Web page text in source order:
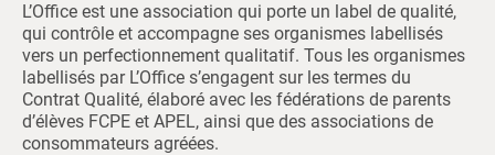
L’Office est une association qui porte un label de qualité,
qui contrôle et accompagne ses organismes labellisés
vers un perfectionnement qualitatif. Tous les organismes
labellisés par L’Office s’engagent sur les termes du
Contrat Qualité, élaboré avec les fédérations de parents
d’élèves FCPE et APEL, ainsi que des associations de
consommateurs agréées.